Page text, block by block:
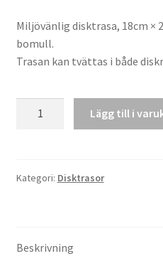
Miljövänlig disktrasa, 18cm ×
bomull.
Trasan kan tvättas i både
Lägg till i
Kategori: Disktrasor
Beskrivning